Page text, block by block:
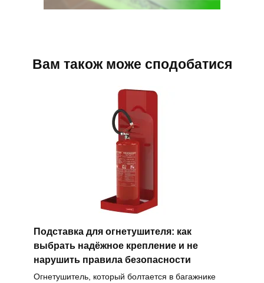
Вам також може сподобатися
Подставка для огнетушителя: как
выбрать надёжное крепление и не
нарушить правила безопасности
Огнетушитель, который болтается в багажнике